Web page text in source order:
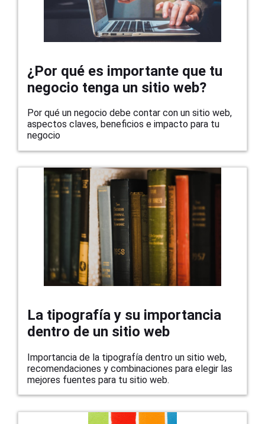
¿Por qué es importante que tu
negocio tenga un sitio web?
Por qué un negocio debe contar con un sitio web,
aspectos claves, beneficios e impacto para tu
negocio
La tipografía y su importancia
dentro de un sitio web
Importancia de la tipografía dentro un sitio web,
recomendaciones y combinaciones para elegir las
mejores fuentes para tu sitio web.